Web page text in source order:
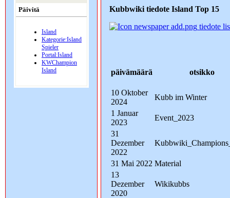
Päivitä
Island
Kategorie:Island
Spieler
Portal:Island
KWChampion
Island
Kubbwiki tiedote Island Top 15
tiedote
päivämäärä otsikko
10 Oktober
2024
Kubb im Winter
1 Januar
2023
Event_2023
31
Dezember
2022
31 Mai 2022 Material
13
Dezember
2020
Wikikubbs